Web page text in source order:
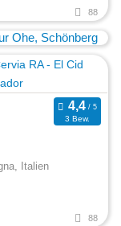
88
3 Bew.
Italien
88